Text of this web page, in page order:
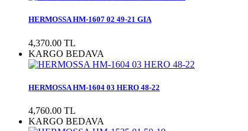
HERMOSSA HM-1607 02 49-21 GIA
4,370.00 TL
KARGO BEDAVA
HERMOSSA HM-1604 03 HERO 48-22
4,760.00 TL
KARGO BEDAVA